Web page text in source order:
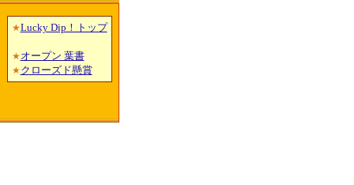
★Lucky Dip！トップ
★オープン 葉書
★クローズド懸賞